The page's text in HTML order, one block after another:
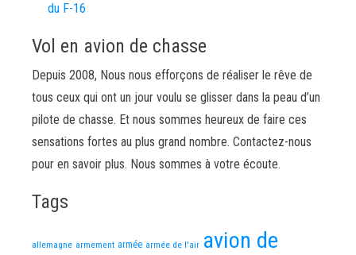
du F-16
Vol en avion de chasse
Depuis 2008, Nous nous efforçons de réaliser le rêve de
tous ceux qui ont un jour voulu se glisser dans la peau d’un
pilote de chasse. Et nous sommes heureux de faire ces
sensations fortes au plus grand nombre. Contactez-nous
pour en savoir plus. Nous sommes à votre écoute.
Tags
allemagne armement armée armée de l'air avion de